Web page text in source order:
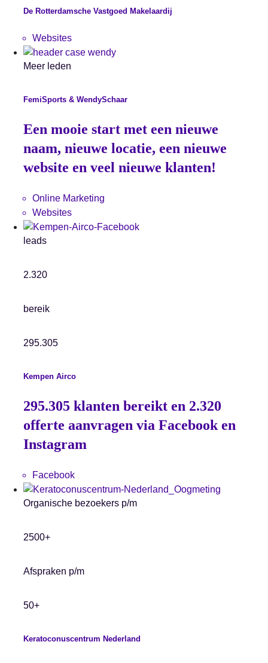
De Rotterdamsche Vastgoed Makelaardij
Websites
Meer leden
FemiSports & WendySchaar
Een mooie start met een nieuwe
naam, nieuwe locatie, een nieuwe
website en veel nieuwe klanten!
Online Marketing
Websites
leads
2.320
bereik
295.305
Kempen Airco
295.305 klanten bereikt en 2.320
offerte aanvragen via Facebook en
Instagram
Facebook
Organische bezoekers p/m
2500+
Afspraken p/m
50+
Keratoconuscentrum Nederland